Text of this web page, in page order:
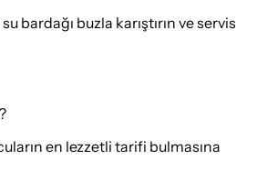
bardağı buzla karıştırın ve servis
en lezzetli tarifi bulmasına